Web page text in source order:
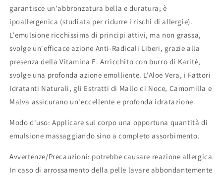
garantisce un'abbronzatura bella e duratura; è
ipoallergenica (studiata per ridurre i rischi di allergie).
L'emulsione ricchissima di principi attivi, ma non grassa,
svolge un'efficace azione Anti-Radicali Liberi, grazie alla
presenza della Vitamina E. Arricchito con burro di Karitè,
svolge una profonda azione emolliente. L'Aloe Vera, i Fattori
Idratanti Naturali, gli Estratti di Mallo di Noce, Camomilla e
Malva assicurano un'eccellente e profonda idratazione.
Modo d'uso: Applicare sul corpo una opportuna quantità di
emulsione massaggiando sino a completo assorbimento.
Avvertenze/Precauzioni: potrebbe causare reazione allergica.
In caso di arrossamento della pelle lavare abbondantemente